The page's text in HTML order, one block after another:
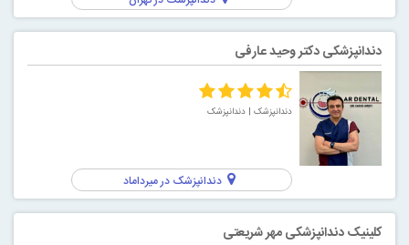
دندانپزشکی دکتر وحید عارفی
دندانپزشک | دندانپزشک
دندانپزشک در میرداماد
کلینیک دندانپزشکی مهر شریعتی